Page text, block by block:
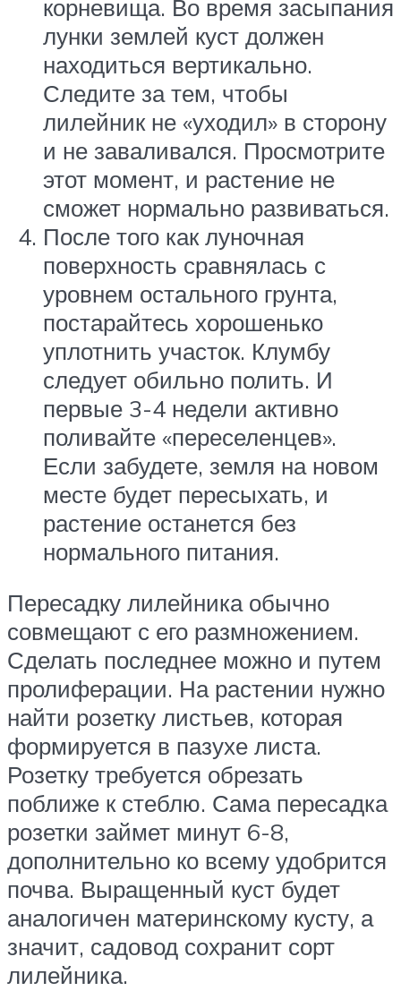
корневища. Во время засыпания
лунки землей куст должен
находиться вертикально.
Следите за тем, чтобы
лилейник не «уходил» в сторону
и не заваливался. Просмотрите
этот момент, и растение не
сможет нормально развиваться.
После того как луночная
поверхность сравнялась с
уровнем остального грунта,
постарайтесь хорошенько
уплотнить участок. Клумбу
следует обильно полить. И
первые 3-4 недели активно
поливайте «переселенцев».
Если забудете, земля на новом
месте будет пересыхать, и
растение останется без
нормального питания.
Пересадку лилейника обычно
совмещают с его размножением.
Сделать последнее можно и путем
пролиферации. На растении нужно
найти розетку листьев, которая
формируется в пазухе листа.
Розетку требуется обрезать
поближе к стеблю. Сама пересадка
розетки займет минут 6-8,
дополнительно ко всему удобрится
почва. Выращенный куст будет
аналогичен материнскому кусту, а
значит, садовод сохранит сорт
лилейника.